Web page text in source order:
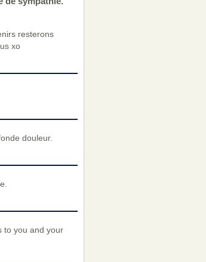
resterons
xo
douleur.
to you and your